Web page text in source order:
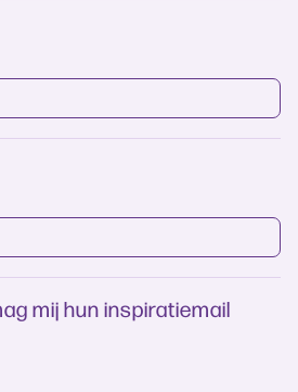
mij hun inspiratiemail